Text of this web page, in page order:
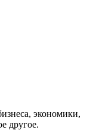
экономики,
другое.